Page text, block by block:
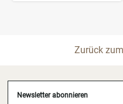
Zurück
Newsletter abonnieren